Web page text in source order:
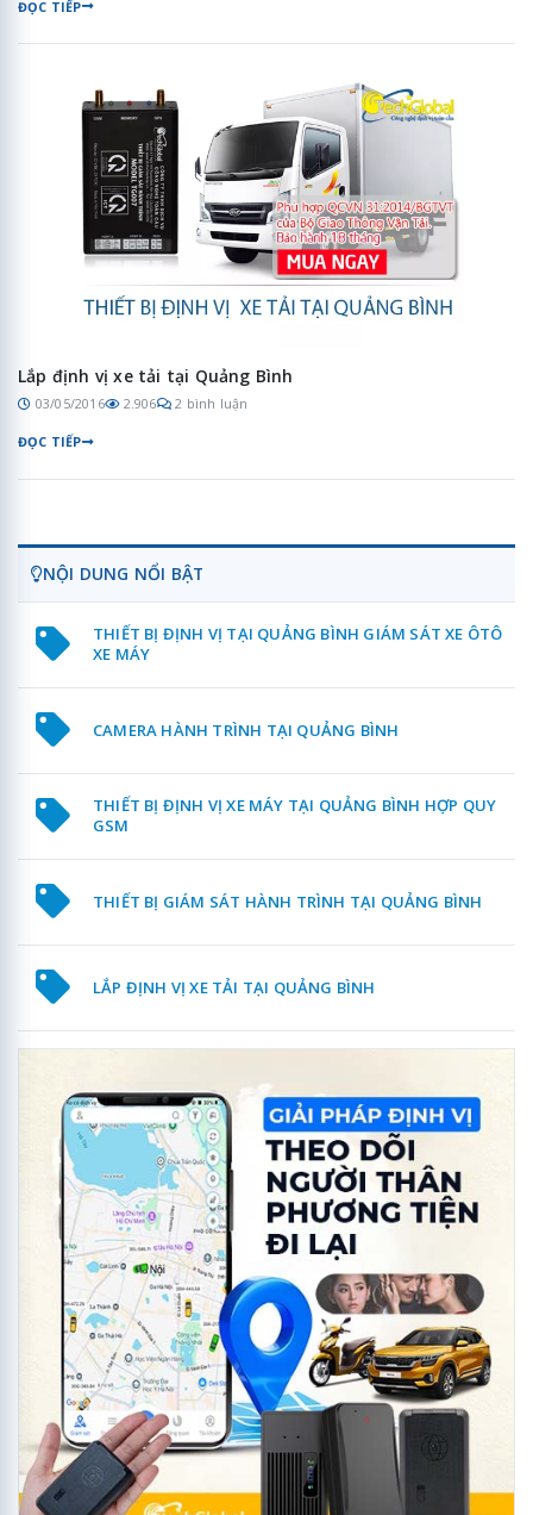
ĐỌC TIẾP
Lắp định vị xe tải tại Quảng Bình
03/05/2016 2.906 2 bình luận
ĐỌC TIẾP
NỘI DUNG NỔI BẬT
THIẾT BỊ ĐỊNH VỊ TẠI QUẢNG BÌNH GIÁM SÁT XE ÔTÔ
XE MÁY
CAMERA HÀNH TRÌNH TẠI QUẢNG BÌNH
THIẾT BỊ ĐỊNH VỊ XE MÁY TẠI QUẢNG BÌNH HỢP QUY
GSM
THIẾT BỊ GIÁM SÁT HÀNH TRÌNH TẠI QUẢNG BÌNH
LẮP ĐỊNH VỊ XE TẢI TẠI QUẢNG BÌNH